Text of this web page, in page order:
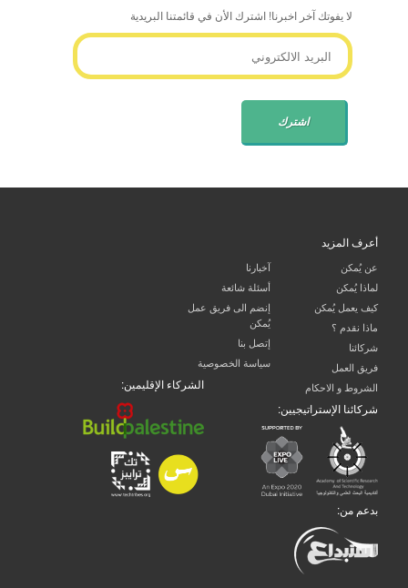
لا يفوتك آخر اخبرنا! اشترك الأن في قائمتنا البريدية
أعرف المزيد
عن يُمكن
لماذا يُمكن
كيف يعمل يُمكن
ماذا نقدم ؟
شركائنا
فريق العمل
الشروط و الاحكام
آخبارنا
أسئلة شائعة
إنضم الى فريق عمل
يُمكن
إتصل بنا
سياسة الخصوصية
الشركاء الإقليمين:
شركائنا الإستراتيجيين:
بدعم من: